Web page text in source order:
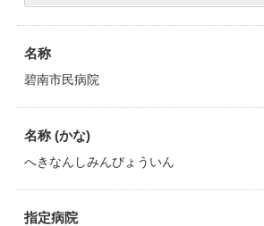
名称
碧南市民病院
名称 (かな)
へきなんしみんびょういん
指定病院